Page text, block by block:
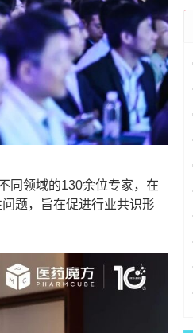
同领域的130余位专家，在
题，旨在促进行业共识形